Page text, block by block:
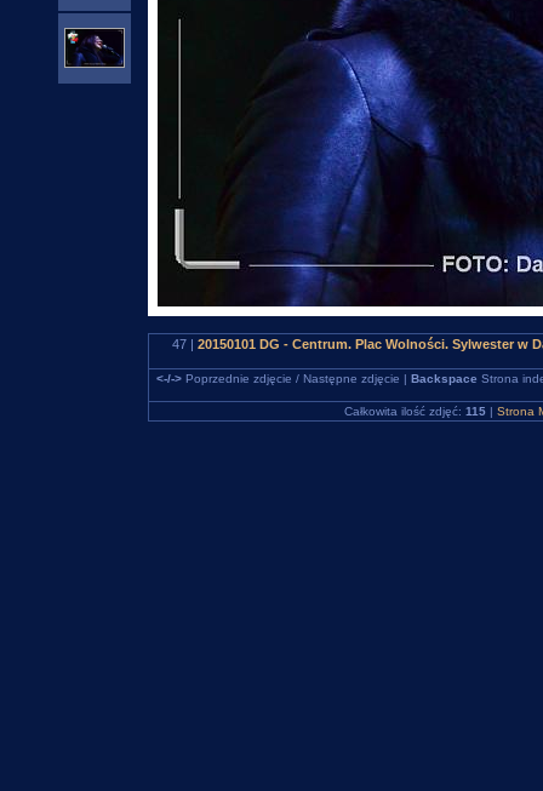
47 | 20150101 DG - Centrum. Plac Wolności. Sylwester w
<-/->Poprzednie zdjęcie / Następne zdjęcie | Backspace Strona
Całkowita ilość zdjęć: 115| Strona